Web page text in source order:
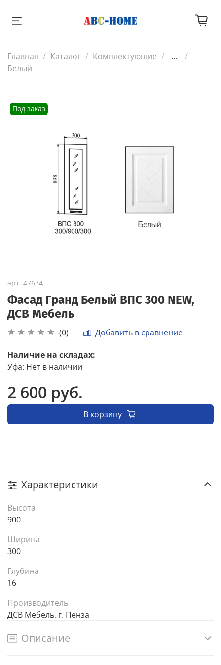
Главная Каталог Комплектующие
...
Белый
Под заказ
арт. 47674
Фасад Гранд Белый ВПС 300 NEW,
ДСВ Мебель
(0) Добавить в сравнение
Наличие на складах:
Уфа: Нет в наличии
2 600 руб.
В корзину
Характеристики
Высота
900
Ширина
300
Глубина
16
Производитель
ДСВ Мебель, г. Пенза
Описание